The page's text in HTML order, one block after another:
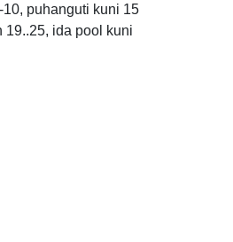
puhanguti kuni 15
19..25, ida pool kuni